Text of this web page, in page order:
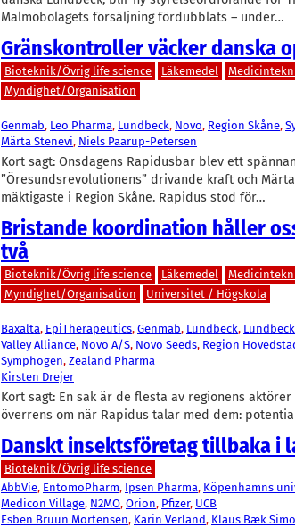
Malmöbolagets försäljning fördubblats – under…
Gränskontroller väcker danska
Bioteknik/Övrig life science Läkemedel
Myndighet/Organisation
Genmab, Leo Pharma, Lundbeck, Novo, Region Skåne,
Märta Stenevi, Niels Paarup-Petersen
Kort sagt: Onsdagens Rapidusbar blev ett
”Öresundsrevolutionens” drivande kraft och
mäktigaste i Region Skåne. Rapidus stod för…
Bristande koordination håller
två
Bioteknik/Övrig life science Läkemedel
Myndighet/Organisation
Universitet / Högskola
Baxalta, EpiTherapeutics, Genmab, Lundbeck,
Valley Alliance, Novo A/S, Novo Seeds, Region
Symphogen, Zealand Pharma
Kirsten Drejer
Kort sagt: En sak är de flesta av regionens
överrens om när Rapidus talar med dem:
Danskt insektsföretag tillbaka i
Bioteknik/Övrig life science
AbbVie, EntomoPharm, Ipsen Pharma, Köpenhamns
Medicon Village, N2MO, Orion, Pfizer, UCB
Esben Bruun Mortensen, Karin Verland, Klaus Bæk